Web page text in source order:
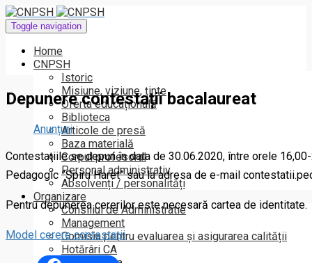
Toggle navigation
Home
CNPSH
Istoric
Misiune, viziune, ținte
Oferta educațională
Biblioteca
Articole de presă
Baza materială
Corpul profesoral
Personal administrativ
Absolvenți / personalități
Organizare
Consiliul de Administratie
Management
Comisia pentru evaluarea și asigurarea calității
Hotărâri CA
Depunere contestații bacalaureat
Anunțuri
Contestaţiile se depun în data de 30.06.2020, între orele
Pedagogic ”Spiru Haret” sau la adresa de e-mail
Pentru depunerea cererilor este necesară cartea de identitate.
Model cerere contestații